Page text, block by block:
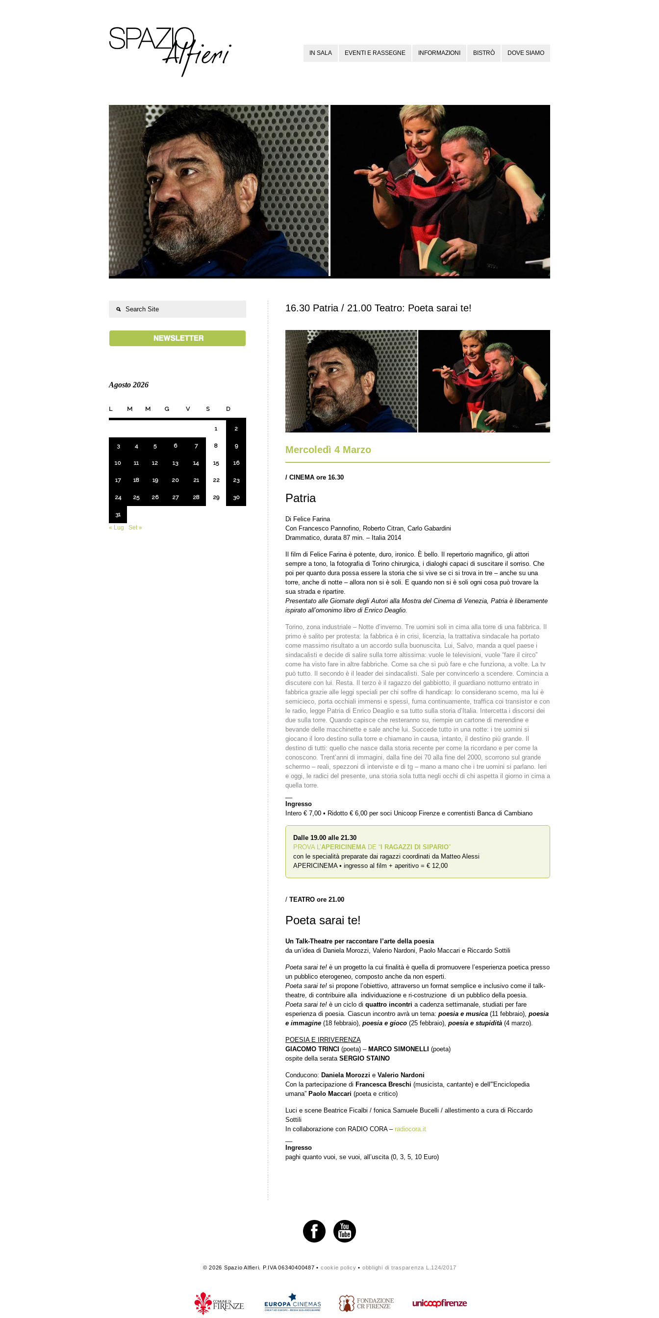
IN SALA EVENTI E RASSEGNE INFORMAZIONI BISTRÒ DOVE SIAMO
16.30 Patria / 21.00 Teatro: Poeta sarai te!
Mercoledì 4 Marzo
/ CINEMA ore 16.30
Patria
Di Felice Farina
Con Francesco Pannofino, Roberto Citran, Carlo Gabardini
Drammatico, durata 87 min. – Italia 2014
Il film di Felice Farina è potente, duro, ironico. È bello. Il repertorio magnifico, gli attori
sempre a tono, la fotografia di Torino chirurgica, i dialoghi capaci di suscitare il sorriso. Che
poi per quanto dura possa essere la storia che si vive se ci si trova in tre – anche su una
torre, anche di notte – allora non si è soli. E quando non si è soli ogni cosa può trovare la
sua strada e ripartire.
Presentato alle Giornate degli Autori alla Mostra del Cinema di Venezia, Patria è liberamente
ispirato all’omonimo libro di Enrico Deaglio.
Torino, zona industriale – Notte d’inverno. Tre uomini soli in cima alla torre di una fabbrica. Il
primo è salito per protesta: la fabbrica è in crisi, licenzia, la trattativa sindacale ha portato
come massimo risultato a un accordo sulla buonuscita. Lui, Salvo, manda a quel paese i
sindacalisti e decide di salire sulla torre altissima: vuole le televisioni, vuole “fare il circo”
come ha visto fare in altre fabbriche. Come sa che si può fare e che funziona, a volte. La tv
può tutto. Il secondo è il leader dei sindacalisti. Sale per convincerlo a scendere. Comincia a
discutere con lui. Resta. Il terzo è il ragazzo del gabbiotto, il guardiano notturno entrato in
fabbrica grazie alle leggi speciali per chi soffre di handicap: lo considerano scemo, ma lui è
semicieco, porta occhiali immensi e spessi, fuma continuamente, traffica coi transistor e con
le radio, legge Patria di Enrico Deaglio e sa tutto sulla storia d’Italia. Intercetta i discorsi dei
due sulla torre. Quando capisce che resteranno su, riempie un cartone di merendine e
bevande delle macchinette e sale anche lui. Succede tutto in una notte: i tre uomini si
giocano il loro destino sulla torre e chiamano in causa, intanto, il destino più grande. Il
destino di tutti: quello che nasce dalla storia recente per come la ricordano e per come la
conoscono. Trent’anni di immagini, dalla fine dei 70 alla fine del 2000, scorrono sul grande
schermo – reali, spezzoni di interviste e di tg – mano a mano che i tre uomini si parlano. Ieri
e oggi, le radici del presente, una storia sola tutta negli occhi di chi aspetta il giorno in cima a
quella torre.
Ingresso
Intero € 7,00 • Ridotto € 6,00 per soci Unicoop Firenze e correntisti Banca di Cambiano
Dalle 19.00 alle 21.30
PROVA L’APERICINEMA DE “ I RAGAZZI DI SIPARIO”
con le specialità preparate dai ragazzi coordinati da Matteo Alessi
APERICINEMA • ingresso al film + aperitivo = € 12,00
/ TEATRO ore 21.00
Poeta sarai te!
Un Talk-Theatre per raccontare l’arte della poesia
da un’idea di Daniela Morozzi, Valerio Nardoni, Paolo Maccari e Riccardo Sottili
Poeta sarai te! è un progetto la cui finalità è quella di promuovere l’esperienza poetica presso
un pubblico eterogeneo, composto anche da non esperti.
Poeta sarai te! si propone l’obiettivo, attraverso un format semplice e inclusivo come il talk-
theatre, di contribuire alla individuazione e ri-costruzione di un pubblico della poesia.
Poeta sarai te! è un ciclo di quattro incontri a cadenza settimanale, studiati per fare
esperienza di poesia. Ciascun incontro avrà un tema: poesia e musica (11 febbraio), poesia
e immagine (18 febbraio), poesia e gioco (25 febbraio), poesia e stupidità (4 marzo).
POESIA E IRRIVERENZA
GIACOMO TRINCI (poeta) – MARCO SIMONELLI (poeta)
ospite della serata SERGIO STAINO
Conducono: Daniela Morozzi e Valerio Nardoni
Con la partecipazione di Francesca Breschi (musicista, cantante) e dell'”Enciclopedia
umana” Paolo Maccari (poeta e critico)
Luci e scene Beatrice Ficalbi / fonica Samuele Bucelli / allestimento a cura di Riccardo
Sottili
In collaborazione con RADIO CORA – radiocora.it
Ingresso
paghi quanto vuoi, se vuoi, all’uscita (0, 3, 5, 10 Euro)
Agosto 2026
L M M G V S D
1 2
3 4 5 6 7 8 9
10 11 12 13 14 15 16
17 18 19 20 21 22 23
24 25 26 27 28 29 30
31
« Lug
Set »
© 2026 Spazio Alfieri. P.IVA 06340400487 • cookie policy • obblighi di trasparenza L.124/2017